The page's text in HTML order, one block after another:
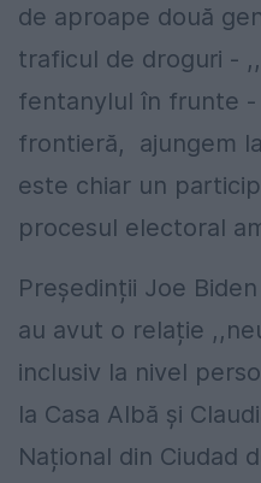
de aproape două
traficul de droguri -
fentanylul în frunte
frontieră, ajungem
este chiar un
procesul electoral
Președinții Joe Biden
au avut o relație
inclusiv la nivel
la Casa Albă și
Național din Ciudad